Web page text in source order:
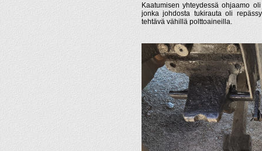
Kaatumisen yhteydessä ohjaamo
jonka johdosta tukirauta oli
tehtävä vähillä polttoaineilla.